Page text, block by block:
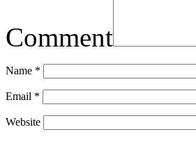
Comment
Name *
Email *
Website